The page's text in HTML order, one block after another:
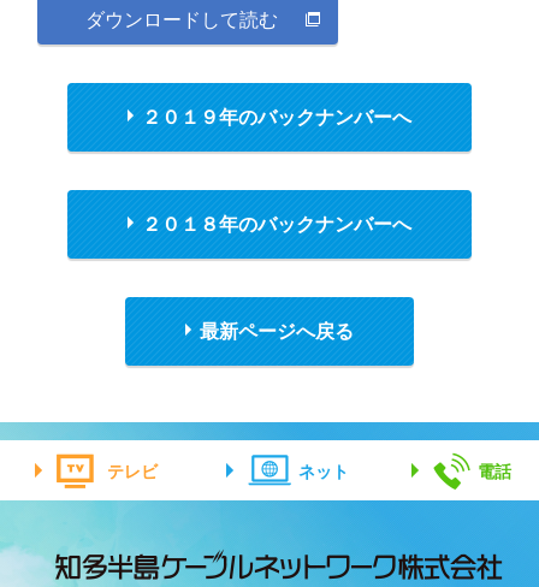
ダウンロードして読む
２０１９年のバックナンバーへ
２０１８年のバックナンバーへ
最新ページへ戻る
テレビ ネット 電話